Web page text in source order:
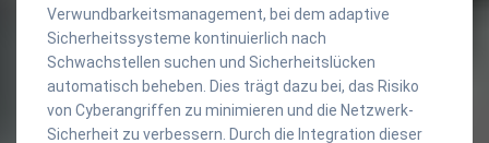
Verwundbarkeitsmanagement, bei dem adaptive
Sicherheitssysteme kontinuierlich nach
Schwachstellen suchen und Sicherheitslücken
automatisch beheben. Dies trägt dazu bei, das Risiko
von Cyberangriffen zu minimieren und die Netzwerk-
Sicherheit zu verbessern. Durch die Integration dieser